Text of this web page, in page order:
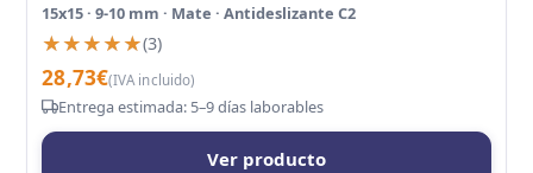
15x15 · 9-10 mm · Mate · Antideslizante C2
★★★★★
★★★★★(3)
28,73€(IVA incluido)
Entrega estimada: 5–9 días laborables
Ver producto